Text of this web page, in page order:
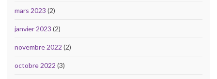
mars 2023 (2)
janvier 2023 (2)
novembre 2022 (2)
octobre 2022 (3)